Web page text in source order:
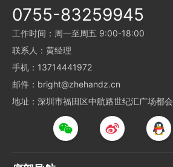
0755-83259945
工作时间：周一至周五 9:00-18:00
联系人：黄经理
手机：13714441972
邮件：bright@zhehandz.cn
地址：深圳市福田区中航路世纪汇广场都